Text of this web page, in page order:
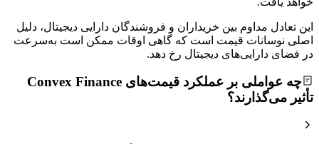
این تعادل مداوم بین خریداران و فروشندگان دارایی دیجیتال، دلیل
اصلی نوسانات قیمت است که گاهی اوقات ممکن است به‌سرعت
در فضای دارایی‌های دیجیتال رخ دهد.
چه عواملی بر عملکرد قیمت‌های Convex Finance
تأثیر می‌گذارند؟